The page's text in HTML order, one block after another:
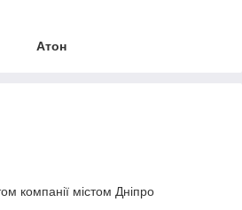
Атон
компанії містом Дніпро